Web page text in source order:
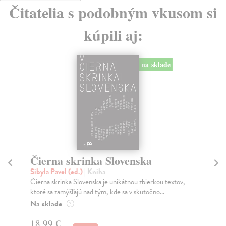
Čitatelia s podobným vkusom si
kúpili aj:
Čierna kniha
Pamuk Orhan| Kniha
Román Orhana Pamuka Čierna kniha (1990) sa
označuje za oficiálny koniec realizmu v tureckej
literatú...